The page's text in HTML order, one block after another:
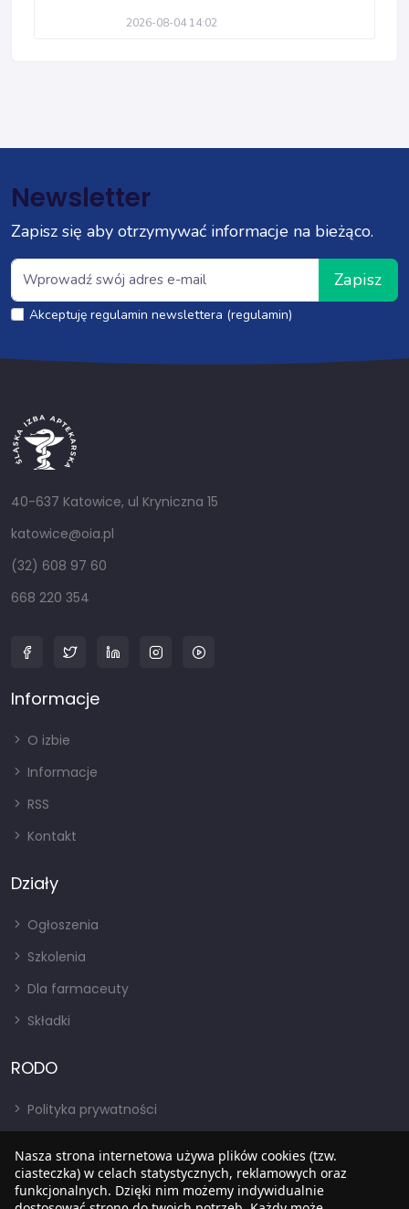
2026-08-04 14:02
Newsletter
Zapisz się aby otrzymywać informacje na bieżąco.
Zapisz
Akceptuję regulamin newslettera (regulamin)
40-637 Katowice, ul Kryniczna 15
katowice@oia.pl
(32) 608 97 60
668 220 354
Informacje
O izbie
Informacje
RSS
Kontakt
Działy
Ogłoszenia
Szkolenia
Dla farmaceuty
Składki
RODO
Polityka prywatności
RODO
Nasza strona internetowa używa plików cookies (tzw.
ciasteczka) w celach statystycznych, reklamowych oraz
funkcjonalnych. Dzięki nim możemy indywidualnie